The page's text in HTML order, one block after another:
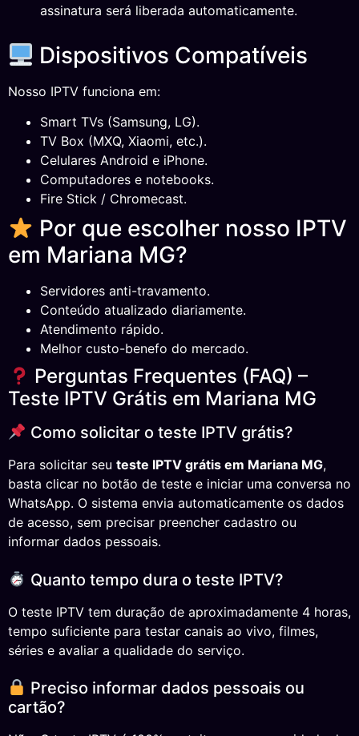
assinatura será liberada automaticamente.
Dispositivos Compatíveis
Nosso IPTV funciona em:
Smart TVs (Samsung, LG).
TV Box (MXQ, Xiaomi, etc.).
Celulares Android e iPhone.
Computadores e notebooks.
Fire Stick / Chromecast.
Por que escolher nosso IPTV
em Mariana MG?
Servidores anti-travamento.
Conteúdo atualizado diariamente.
Atendimento rápido.
Melhor custo-benefo do mercado.
Perguntas Frequentes (FAQ) –
Teste IPTV Grátis em Mariana MG
Como solicitar o teste IPTV grátis?
Para solicitar seu teste IPTV grátis em Mariana MG,
basta clicar no botão de teste e iniciar uma conversa no
WhatsApp. O sistema envia automaticamente os dados
de acesso, sem precisar preencher cadastro ou
informar dados pessoais.
Quanto tempo dura o teste IPTV?
O teste IPTV tem duração de aproximadamente 4 horas,
tempo suficiente para testar canais ao vivo, filmes,
séries e avaliar a qualidade do serviço.
Preciso informar dados pessoais ou
cartão?